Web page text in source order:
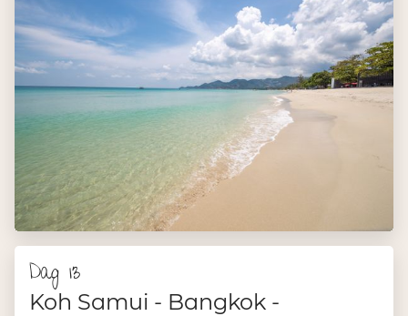
Dag 13
Koh Samui - Bangkok -